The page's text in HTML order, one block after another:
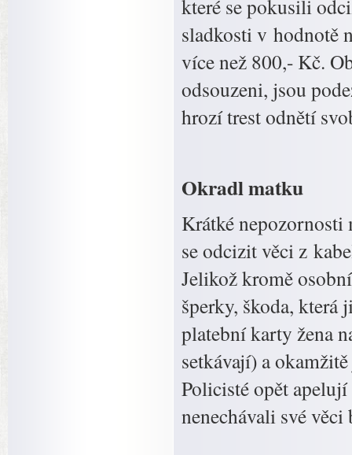
které se pokusili
sladkosti v hodnotě
více než 800,- Kč.
odsouzeni, jsou
hrozí trest odnětí
Okradl matku
Krátké
se odcizit věci z
Jelikož kromě
šperky, škoda,
platební karty žena
setkávají) a
Policisté opět
nenechávali své